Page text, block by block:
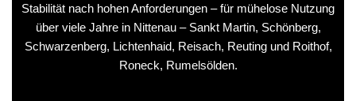
Stabilität nach hohen Anforderungen – für mühelose Nutzung
über viele Jahre in Nittenau – Sankt Martin, Schönberg,
Schwarzenberg, Lichtenhaid, Reisach, Reuting und Roithof,
Roneck, Rumelsölden.